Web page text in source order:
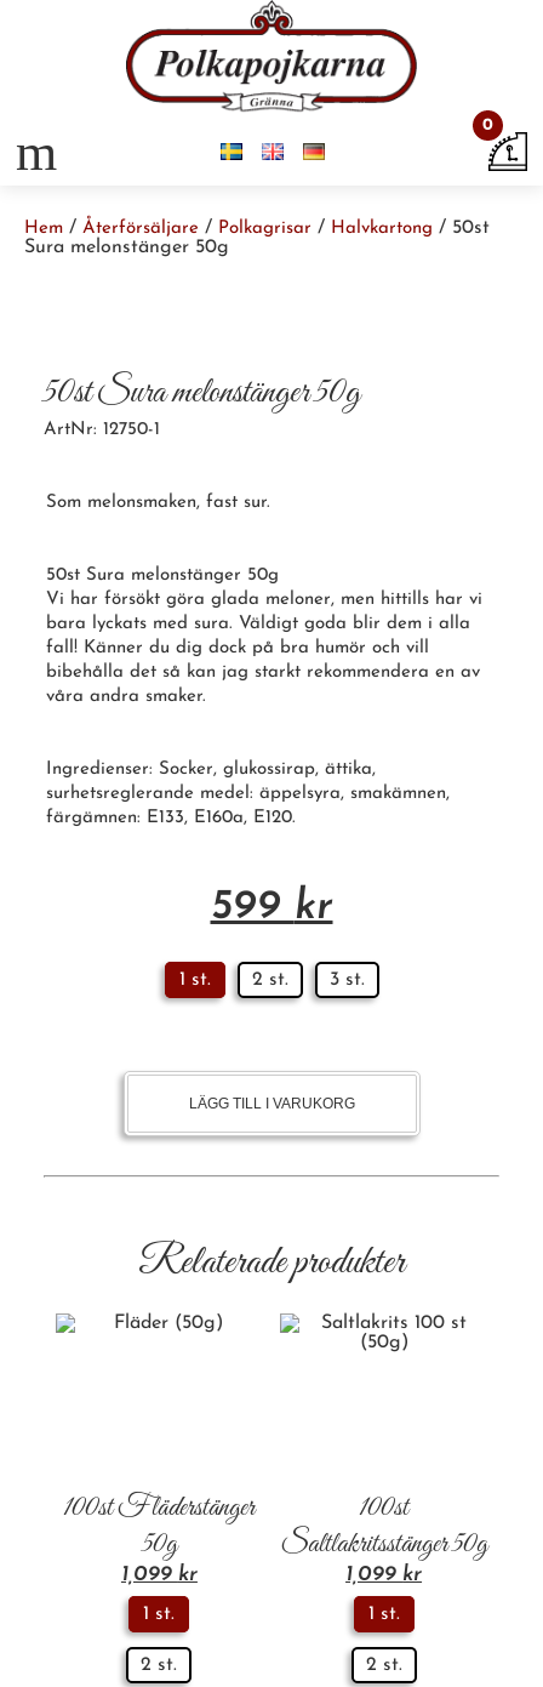
m 0
Hem / Återförsäljare / Polkagrisar / Halvkartong / 50st
Sura melonstänger 50g
50st Sura melonstänger 50g
ArtNr: 12750-1
Som melonsmaken, fast sur.
50st Sura melonstänger 50g
Vi har försökt göra glada meloner, men hittills har vi
bara lyckats med sura. Väldigt goda blir dem i alla
fall! Känner du dig dock på bra humör och vill
bibehålla det så kan jag starkt rekommendera en av
våra andra smaker.
Ingredienser: Socker, glukossirap, ättika,
surhetsreglerande medel: äppelsyra, smakämnen,
färgämnen: E133, E160a, E120.
599 kr
1 st. 2 st. 3 st.
LÄGG TILL I VARUKORG
Relaterade produkter
100st Fläderstänger
50g
1,099 kr
1 st.
2 st.
100st
Saltlakritsstänger 50g
1,099 kr
1 st.
2 st.